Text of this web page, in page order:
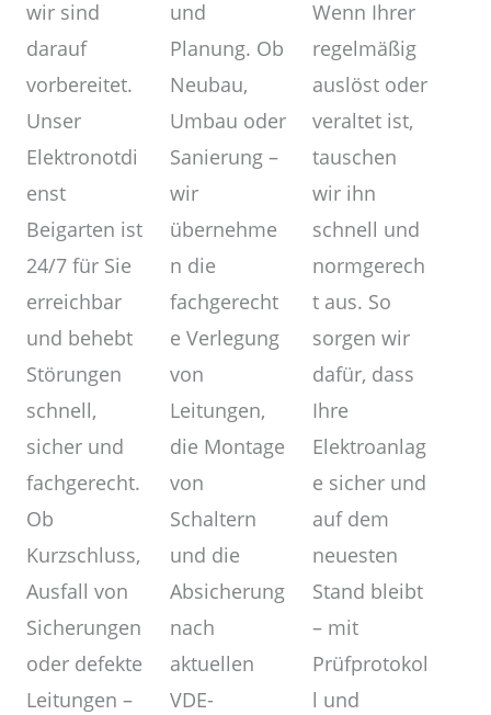
wir sind
darauf
vorbereitet.
Unser
Elektronotdi
enst
Beigarten ist
24/7 für Sie
erreichbar
und behebt
Störungen
schnell,
sicher und
fachgerecht.
Ob
Kurzschluss,
Ausfall von
Sicherungen
oder defekte
Leitungen –
und
Planung. Ob
Neubau,
Umbau oder
Sanierung –
wir
übernehme
n die
fachgerecht
e Verlegung
von
Leitungen,
die Montage
von
Schaltern
und die
Absicherung
nach
aktuellen
VDE-
Wenn Ihrer
regelmäßig
auslöst oder
veraltet ist,
tauschen
wir ihn
schnell und
normgerech
t aus. So
sorgen wir
dafür, dass
Ihre
Elektroanlag
e sicher und
auf dem
neuesten
Stand bleibt
– mit
Prüfprotokol
l und